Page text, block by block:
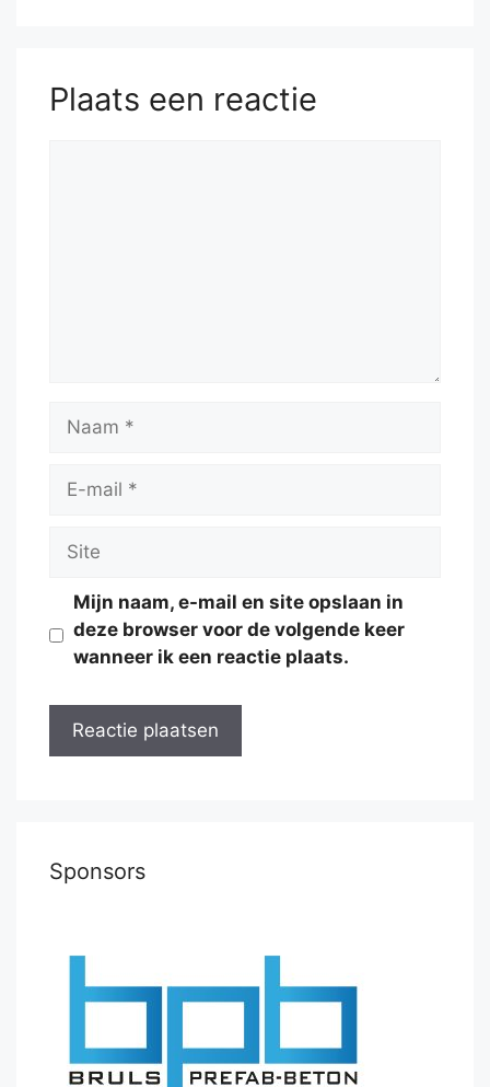
Plaats een reactie
Naam
Site
Mijn naam, e-mail en site opslaan in
deze browser voor de volgende keer
wanneer ik een reactie plaats.
Sponsors